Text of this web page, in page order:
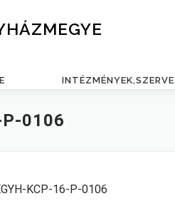
0106
KCP-16-P-0106